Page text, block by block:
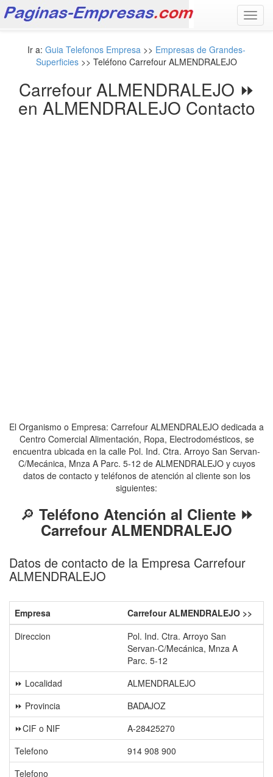
Ir a: Guia Telefonos Empresa >> Empresas de Grandes-
Superficies >> Teléfono Carrefour ALMENDRALEJO
Carrefour ALMENDRALEJO ⏩
en ALMENDRALEJO Contacto
El Organismo o Empresa: Carrefour ALMENDRALEJO dedicada a
Centro Comercial Alimentación, Ropa, Electrodomésticos, se
encuentra ubicada en la calle Pol. Ind. Ctra. Arroyo San Servan-
C/Mecánica, Mnza A Parc. 5-12 de ALMENDRALEJO y cuyos
datos de contacto y teléfonos de atención al cliente son los
siguientes:
🔎 Teléfono Atención al Cliente ⏩
Carrefour ALMENDRALEJO
Datos de contacto de la Empresa Carrefour
ALMENDRALEJO
Empresa
Carrefour ALMENDRALEJO >>
Direccion
Pol. Ind. Ctra. Arroyo San
Servan-C/Mecánica, Mnza A
Parc. 5-12
⏩ Localidad
ALMENDRALEJO
⏩ Provincia
BADAJOZ
⏩CIF o NIF
A-28425270
Telefono
914 908 900
Telefono